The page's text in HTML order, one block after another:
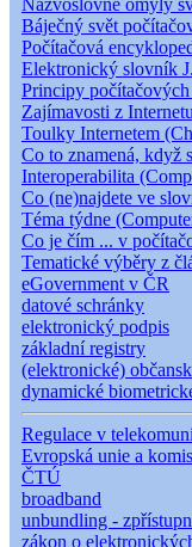
Názvoslovné omyly
Báječný svět
Počítačová
Elektronický slovník
Principy
Zajímavosti z
Toulky Internetem
Co to znamená, když
Interoperabilita
Co (ne)najdete ve
Téma týdne
Co je čím ... v
Tematické výběry z
eGovernment v ČR
datové schránky
elektronický podpis
základní registry
(elektronické)
dynamické
Regulace v
Evropská unie a
ČTÚ
broadband
unbundling -
zákon o